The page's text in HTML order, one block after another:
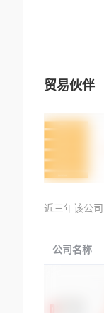
贸易伙伴
近三年该公
公司名称